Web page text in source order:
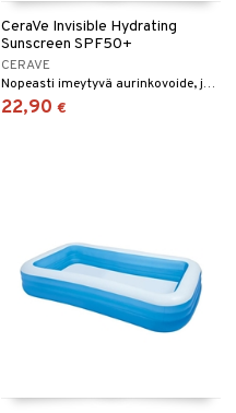
CeraVe Invisible Hydrating
Sunscreen SPF50+
CERAVE
Nopeasti imeytyvä aurinkovoide, jossa on SPF 50+ erittäin korkeaan suojaan vartalolle ja kasvoille, sekä UVB- että UVA-säteitä vastaan.
22,90 €